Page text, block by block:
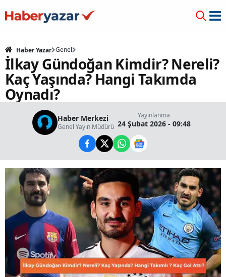
Haber Yazar Genel
İlkay Gündoğan Kimdir? Nereli?
Kaç Yaşında? Hangi Takımda
Oynadı?
Haber Merkezi
Genel Yayın Müdürü
Yayınlanma
24 Şubat 2026 - 09:48